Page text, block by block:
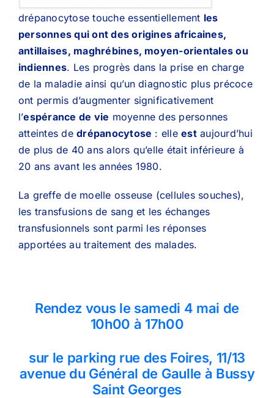
drépanocytose touche essentiellement les
personnes qui ont des origines africaines,
antillaises, maghrébines, moyen-orientales ou
indiennes. Les progrès dans la prise en charge
de la maladie ainsi qu’un diagnostic plus précoce
ont permis d’augmenter significativement
l’espérance de vie moyenne des personnes
atteintes dedrépanocytose : elleestaujourd’hui
de plus de 40 ans alors qu’elle était inférieure à
20 ans avant les années 1980.
La greffe de moelle osseuse (cellules souches),
les transfusions de sang et les échanges
transfusionnels sont parmi les réponses
apportées au traitement des malades.
Rendez vous le samedi 4 mai de
10h00 à 17h00
sur le parking rue des Foires, 11/13
avenue du Général de Gaulle à Bussy
Saint Georges